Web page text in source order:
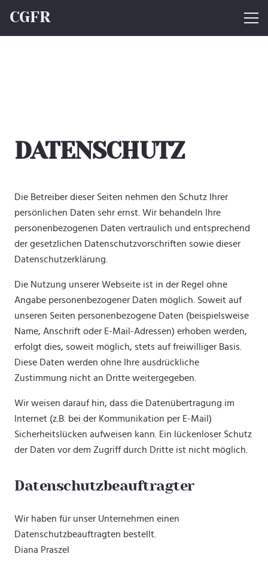
CGFR
DATENSCHUTZ
Die Betreiber dieser Seiten nehmen den Schutz Ihrer
persönlichen Daten sehr ernst. Wir behandeln Ihre
personenbezogenen Daten vertraulich und entsprechend
der gesetzlichen Datenschutzvorschriften sowie dieser
Datenschutzerklärung.
Die Nutzung unserer Webseite ist in der Regel ohne
Angabe personenbezogener Daten möglich. Soweit auf
unseren Seiten personenbezogene Daten (beispielsweise
Name, Anschrift oder E-Mail-Adressen) erhoben werden,
erfolgt dies, soweit möglich, stets auf freiwilliger Basis.
Diese Daten werden ohne Ihre ausdrückliche
Zustimmung nicht an Dritte weitergegeben.
Wir weisen darauf hin, dass die Datenübertragung im
Internet (z.B. bei der Kommunikation per E-Mail)
Sicherheitslücken aufweisen kann. Ein lückenloser Schutz
der Daten vor dem Zugriff durch Dritte ist nicht möglich.
Datenschutzbeauftragter
Wir haben für unser Unternehmen einen
Datenschutzbeauftragten bestellt.
Diana Praszel